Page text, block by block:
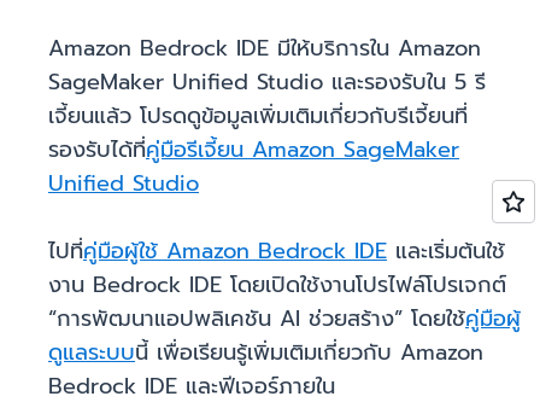
Amazon Bedrock IDE มีให้บริการใน Amazon
SageMaker Unified Studio และรองรับใน 5 รี
เจี้ยนแล้ว โปรดดูข้อมูลเพิ่มเติมเกี่ยวกับรีเจี้ยนที่
รองรับได้ที่คู่มือรีเจี้ยน Amazon SageMaker
Unified Studio
ไปที่คู่มือผู้ใช้ Amazon Bedrock IDE และเริ่มต้นใช้
งาน Bedrock IDE โดยเปิดใช้งานโปรไฟล์โปรเจกต์
“การพัฒนาแอปพลิเคชัน AI ช่วยสร้าง” โดยใช้คู่มือผู้
ดูแลระบบนี้ เพื่อเรียนรู้เพิ่มเติมเกี่ยวกับ Amazon
Bedrock IDE และฟีเจอร์ภายใน